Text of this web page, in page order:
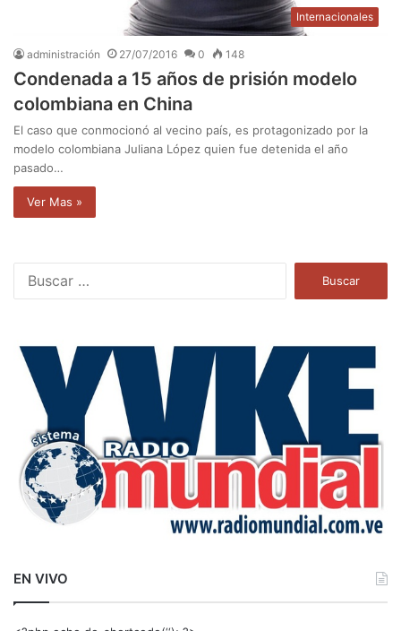
Internacionales
administración 27/07/2016 0 148
Condenada a 15 años de prisión modelo
colombiana en China
El caso que conmocionó al vecino país, es protagonizado por la
modelo colombiana Juliana López quien fue detenida el año
pasado…
Ver Mas »
a
EN VIVO